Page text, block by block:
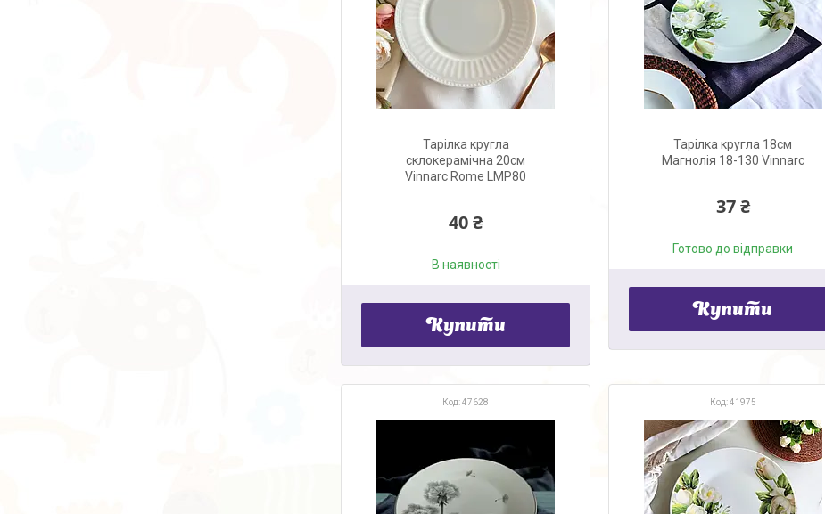
Тарілка кругла
склокерамічна 20см
Vinnarc Rome LMP80
40 ₴
В наявності
Купити
Тарілка кругла 18см
Магнолія 18-130 Vinnarc
37 ₴
Готово до відправки
Купити
47628 41975